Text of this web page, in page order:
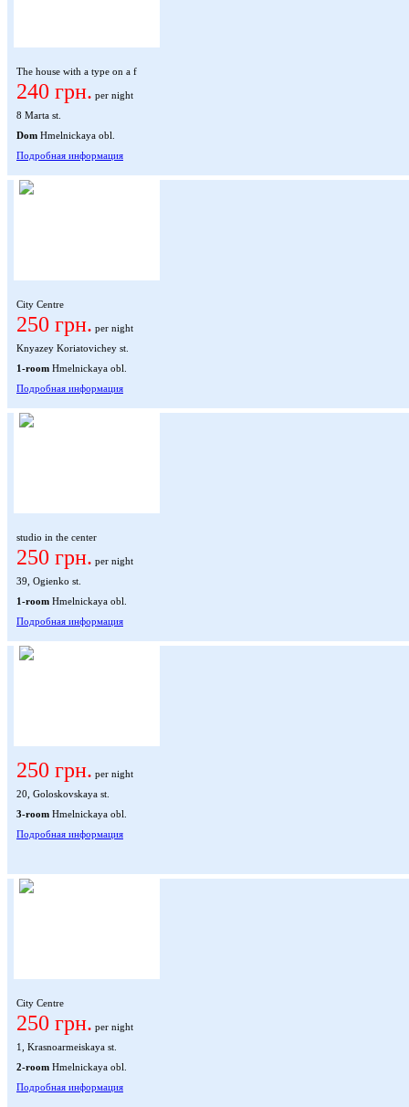
The house with a type on a f
240 грн. per night
8 Marta st.
Dom Hmelnickaya obl.
Подробная информация
City Centre
250 грн. per night
Knyazey Koriatovichey st.
1-room Hmelnickaya obl.
Подробная информация
studio in the center
250 грн. per night
39, Ogienko st.
1-room Hmelnickaya obl.
Подробная информация
250 грн. per night
20, Goloskovskaya st.
3-room Hmelnickaya obl.
Подробная информация
City Centre
250 грн. per night
1, Krasnoarmeiskaya st.
2-room Hmelnickaya obl.
Подробная информация